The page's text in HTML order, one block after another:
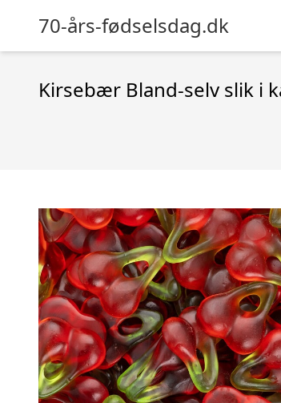
70-års-fødselsdag.dk
Kirsebær Bland-selv slik i